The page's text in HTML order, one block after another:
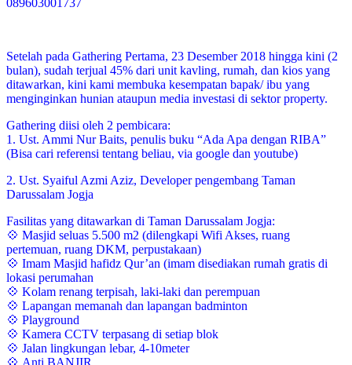
089603001737
Setelah pada Gathering Pertama, 23 Desember 2018 hingga kini (2
bulan), sudah terjual 45% dari unit kavling, rumah, dan kios yang
ditawarkan, kini kami membuka kesempatan bapak/ ibu yang
menginginkan hunian ataupun media investasi di sektor property.
Gathering diisi oleh 2 pembicara:
1. Ust. Ammi Nur Baits, penulis buku “Ada Apa dengan RIBA”
(Bisa cari referensi tentang beliau, via google dan youtube)
2. Ust. Syaiful Azmi Aziz, Developer pengembang Taman
Darussalam Jogja
Fasilitas yang ditawarkan di Taman Darussalam Jogja:
💠 Masjid seluas 5.500 m2 (dilengkapi Wifi Akses, ruang
pertemuan, ruang DKM, perpustakaan)
💠 Imam Masjid hafidz Qur’an (imam disediakan rumah gratis di
lokasi perumahan
💠 Kolam renang terpisah, laki-laki dan perempuan
💠 Lapangan memanah dan lapangan badminton
💠 Playground
💠 Kamera CCTV terpasang di setiap blok
💠 Jalan lingkungan lebar, 4-10meter